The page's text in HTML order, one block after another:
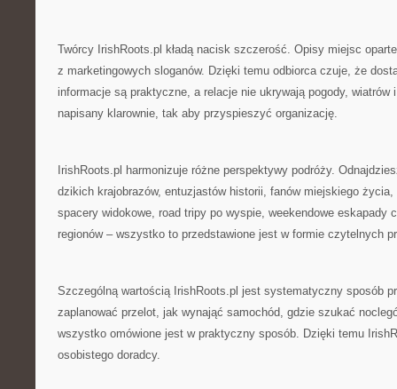
Twórcy IrishRoots.pl kładą nacisk szczerość. Opisy miejsc
z marketingowych sloganów. Dzięki temu odbiorca czuje, że
informacje są praktyczne, a relacje nie ukrywają pogody, wiatrów
napisany klarownie, tak aby przyspieszyć organizację.
IrishRoots.pl harmonizuje różne perspektywy podróży.
dzikich krajobrazów, entuzjastów historii, fanów miejskiego
spacery widokowe, road tripy po wyspie, weekendowe eskapady
regionów – wszystko to przedstawione jest w formie czytelnych
Szczególną wartością IrishRoots.pl jest systematyczny sposób
zaplanować przelot, jak wynająć samochód, gdzie szukać
wszystko omówione jest w praktyczny sposób. Dzięki temu
osobistego doradcy.